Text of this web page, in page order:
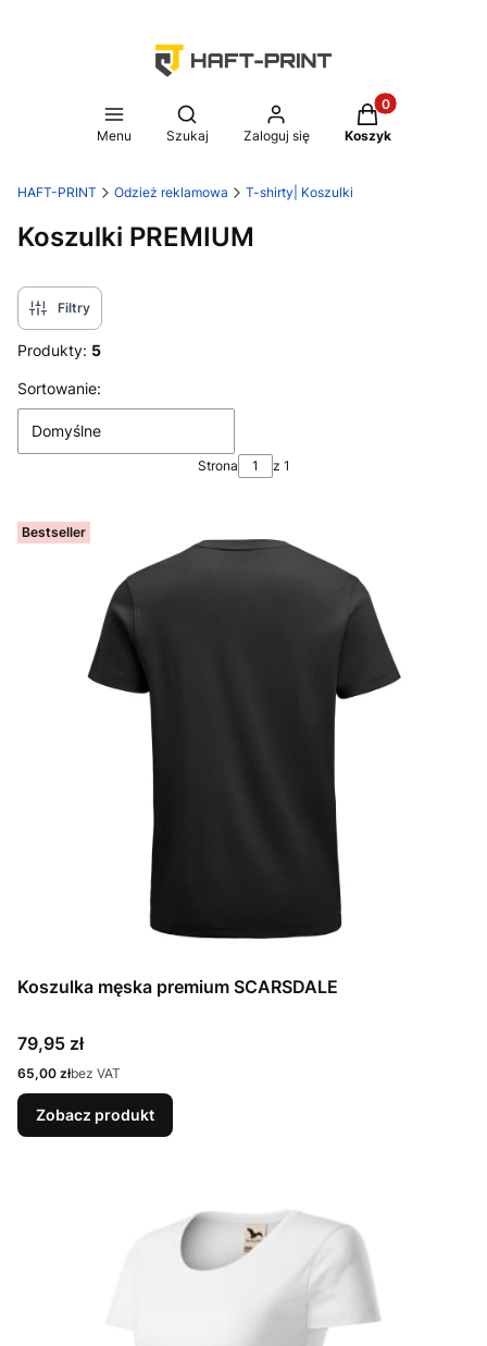
Menu
Otwórz wyszukiwarkę
Szukaj Zaloguj się
Produkty w
Koszyk
HAFT-PRINT Odzież reklamowa T-shirty| Koszulki
Koszulki PREMIUM
Filtry
Produkty: 5
Lista produktów
Sortowanie:
Domyślne
Strona z 1
Bestseller
Koszulka męska premium SCARSDALE
Cena
79,95 zł
Cena
65,00 złbez VAT
Zobacz produkt